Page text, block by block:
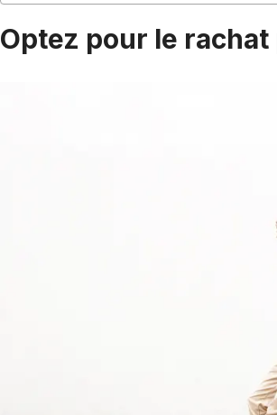
Optez pour le